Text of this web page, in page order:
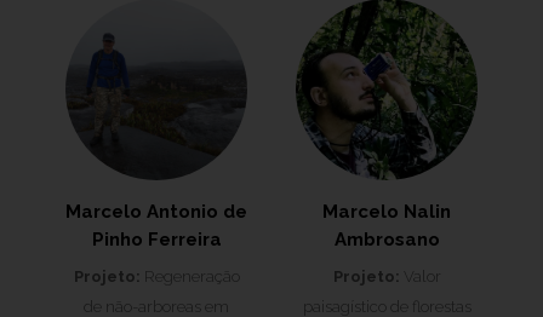
Marcelo Antonio de
Pinho Ferreira
Projeto: Regeneração
de não-arboreas em
Marcelo Nalin
Ambrosano
Projeto: Valor
paisagístico de florestas